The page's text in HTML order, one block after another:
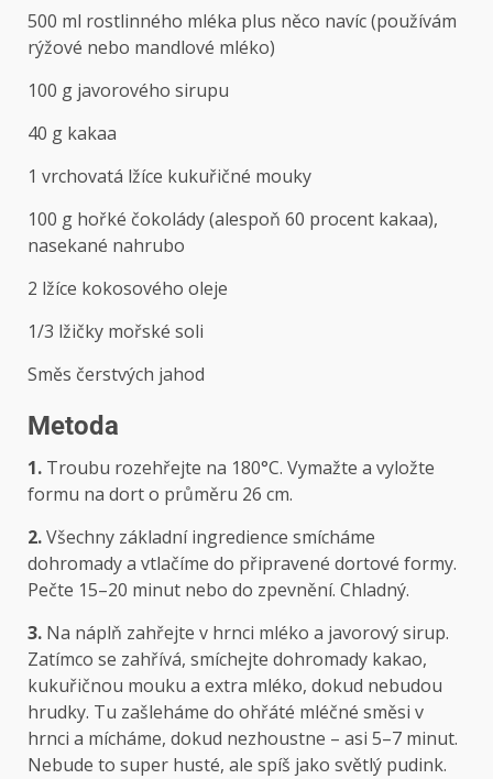
500 ml rostlinného mléka plus něco navíc (používám
rýžové nebo mandlové mléko)
100 g javorového sirupu
40 g kakaa
1 vrchovatá lžíce kukuřičné mouky
100 g hořké čokolády (alespoň 60 procent kakaa),
nasekané nahrubo
2 lžíce kokosového oleje
1/3 lžičky mořské soli
Směs čerstvých jahod
Metoda
1. Troubu rozehřejte na 180°C. Vymažte a vyložte
formu na dort o průměru 26 cm.
2.Všechny základní ingredience smícháme
dohromady a vtlačíme do připravené dortové formy.
Pečte 15–20 minut nebo do zpevnění. Chladný.
3. Na náplň zahřejte v hrnci mléko a javorový sirup.
Zatímco se zahřívá, smíchejte dohromady kakao,
kukuřičnou mouku a extra mléko, dokud nebudou
hrudky. Tu zašleháme do ohřáté mléčné směsi v
hrnci a mícháme, dokud nezhoustne – asi 5–7 minut.
Nebude to super husté, ale spíš jako světlý pudink.